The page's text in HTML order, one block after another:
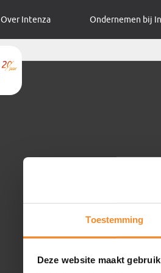
Toestemming
Deze website maakt
Over Intenza Ondernemen bij
Artikelen
Video’s